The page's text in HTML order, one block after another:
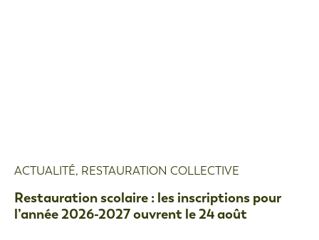
ACTUALITÉ, RESTAURATION COLLECTIVE
Restauration scolaire : les inscriptions pour
l’année 2026-2027 ouvrent le 24 août